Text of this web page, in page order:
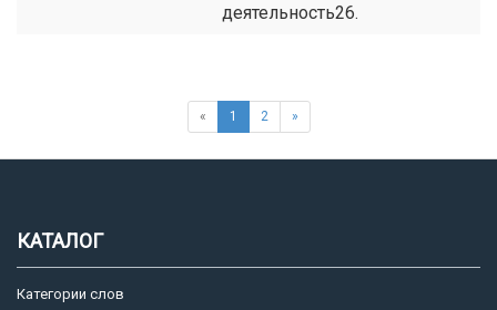
деятельность26.
« 1 2 »
КАТАЛОГ
Категории слов